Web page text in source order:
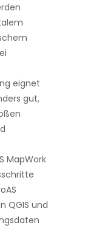
eignet
gut,
MapWork
QGIS und